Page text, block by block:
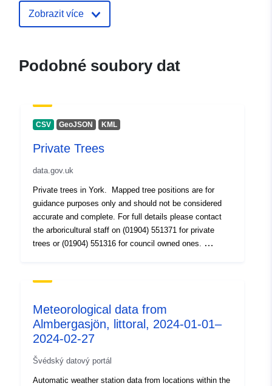
Zobrazit více
Podobné soubory dat
CSV GeoJSON KML
Private Trees
data.gov.uk
Private trees in York. Mapped tree positions are for
guidance purposes only and should not be considered
accurate and complete. For full details please contact
the arboricultural staff on (01904) 551371 for private
trees or (01904) 551316 for council owned ones.
made to the master copy of the data will be immediately
shown in the "Last Updated" field of each GIS resource
reflects when the data was first published.
Meteorological data from
Almbergasjön, littoral, 2024-01-01–
2024-02-27
Švédský datový portál
Automatic weather station data from locations within the